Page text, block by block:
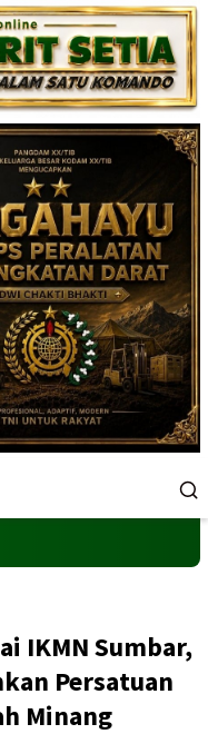
IKMN Sumbar,
Persatuan
Minang